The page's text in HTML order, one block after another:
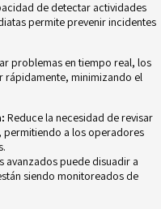
de detectar actividades
permite prevenir incidentes
problemas en tiempo real, los
rápidamente, minimizando el
Reduce la necesidad de revisar
permitiendo a los operadores
avanzados puede disuadir a
siendo monitoreados de